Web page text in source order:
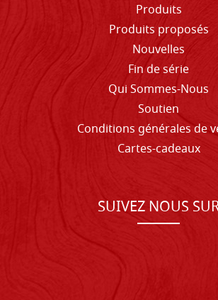
Produits
Produits proposés
Nouvelles
Fin de série
Qui Sommes-Nous
Soutien
Conditions générales de
Cartes-cadeaux
SUIVEZ NOUS